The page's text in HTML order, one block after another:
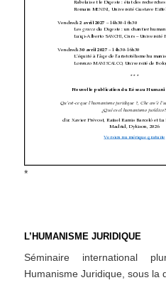
*
L’HUMANISME JURIDIQUE
Séminaire international
Humanisme Juridique, sous la